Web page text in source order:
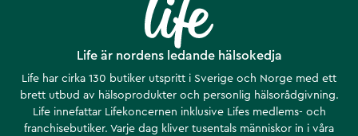
Life är nordens ledande hälsokedja
Life har cirka 130 butiker utspritt i Sverige och Norge med ett
brett utbud av hälsoprodukter och personlig hälsorådgivning.
Life innefattar Lifekoncernen inklusive Lifes medlems- och
franchisebutiker. Varje dag kliver tusentals människor in i våra